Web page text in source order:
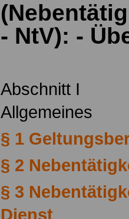
- NtV): -
Abschnitt I
Allgemeines
§ 1
§ 2
§ 3
Dienst